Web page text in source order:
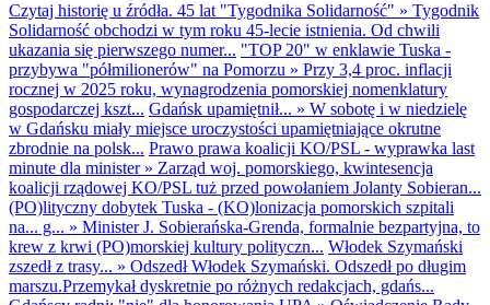
Czytaj historię u źródła. 45 lat "Tygodnika Solidarność" » Tygodnik
Solidarność obchodzi w tym roku 45-lecie istnienia. Od chwili
ukazania się pierwszego numer... "TOP 20" w enklawie Tuska -
przybywa "półmilionerów" na Pomorzu » Przy 3,4 proc. inflacji
rocznej w 2025 roku, wynagrodzenia pomorskiej nomenklatury
gospodarczej kszt... Gdańsk upamiętnił... » W sobotę i w niedzielę
w Gdańsku miały miejsce uroczystości upamiętniające okrutne
zbrodnie na polsk... Prawo prawa koalicji KO/PSL - wyprawka last
minute dla minister» Zarząd woj. pomorskiego, kwintesencja
koalicji rządowej KO/PSL tuż przed powołaniem Jolanty Sobieran...
(PO)lityczny dobytek Tuska - (KO)lonizacja pomorskich szpitali
na... g... » Minister J. Sobierańska-Grenda, formalnie bezpartyjna, to
krew z krwi (PO)morskiej kultury polityczn... Włodek Szymański
zszedł z trasy... » Odszedł Włodek Szymański. Odszedł po długim
marszu.Przemykał dyskretnie po różnych redakcjach, gdańs...